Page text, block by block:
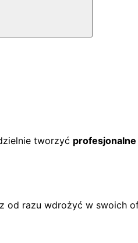
tworzyć
od razu wdrożyć w swoich